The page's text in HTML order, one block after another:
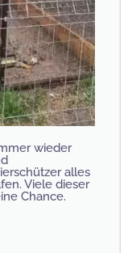
wieder
alles
Viele dieser
Chance.